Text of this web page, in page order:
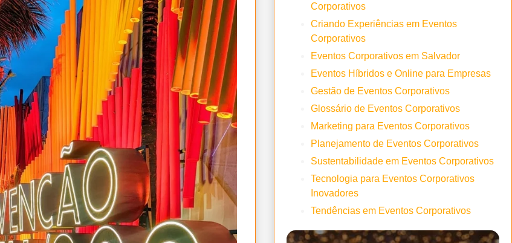
Corporativos
Criando Experiências em Eventos
Corporativos
Eventos Corporativos em Salvador
Eventos Híbridos e Online para Empresas
Gestão de Eventos Corporativos
Glossário de Eventos Corporativos
Marketing para Eventos Corporativos
Planejamento de Eventos Corporativos
Sustentabilidade em Eventos Corporativos
Tecnologia para Eventos Corporativos
Inovadores
Tendências em Eventos Corporativos